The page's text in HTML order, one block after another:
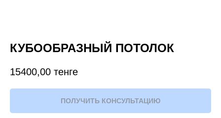
КУБООБРАЗНЫЙ ПОТОЛОК
15400,00 тенге
ПОЛУЧИТЬ КОНСУЛЬТАЦИЮ